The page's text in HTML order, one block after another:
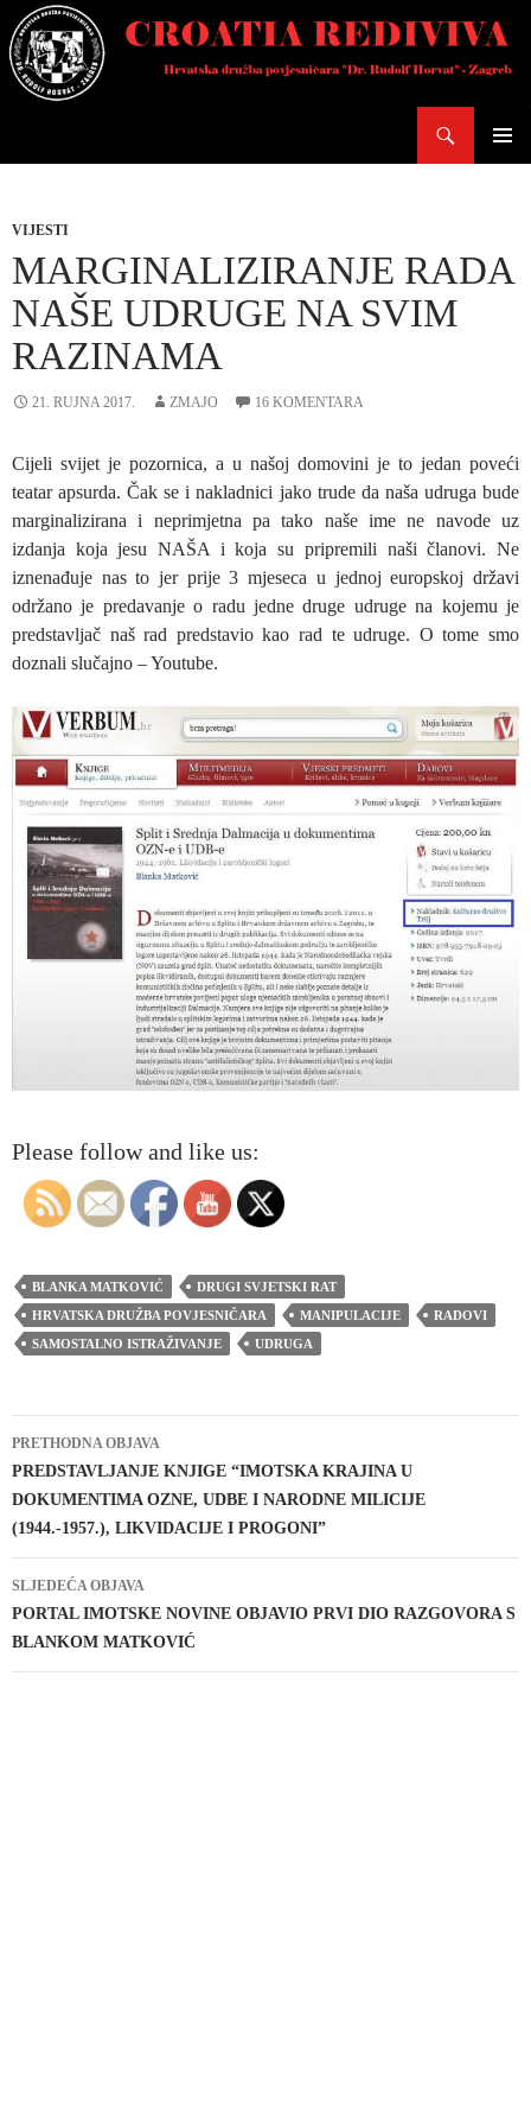
Skoči
do
sadržaja
VIJESTI
MARGINALIZIRANJE RADA
NAŠE UDRUGE NA SVIM
RAZINAMA
21. RUJNA 2017. ZMAJO 16 KOMENTARA
Cijeli svijet je pozornica, a u našoj domovini je to jedan poveći
teatar apsurda. Čak se i nakladnici jako trude da naša udruga bude
marginalizirana i neprimjetna pa tako naše ime ne navode uz
izdanja koja jesu NAŠA i koja su pripremili naši članovi. Ne
iznenađuje nas to jer prije 3 mjeseca u jednoj europskoj državi
održano je predavanje o radu jedne druge udruge na kojemu je
predstavljač naš rad predstavio kao rad te udruge. O tome smo
doznali slučajno – Youtube.
Please follow and like us:
BLANKA MATKOVIĆ
DRUGI SVJETSKI RAT
HRVATSKA DRUŽBA POVJESNIČARA
MANIPULACIJE
RADOVI
SAMOSTALNO ISTRAŽIVANJE
UDRUGA
Navigacija
objava
PRETHODNA OBJAVA
PREDSTAVLJANJE KNJIGE “IMOTSKA KRAJINA U
DOKUMENTIMA OZNE, UDBE I NARODNE MILICIJE
(1944.-1957.), LIKVIDACIJE I PROGONI”
SLJEDEĆA OBJAVA
PORTAL IMOTSKE NOVINE OBJAVIO PRVI DIO RAZGOVORA S
BLANKOM MATKOVIĆ